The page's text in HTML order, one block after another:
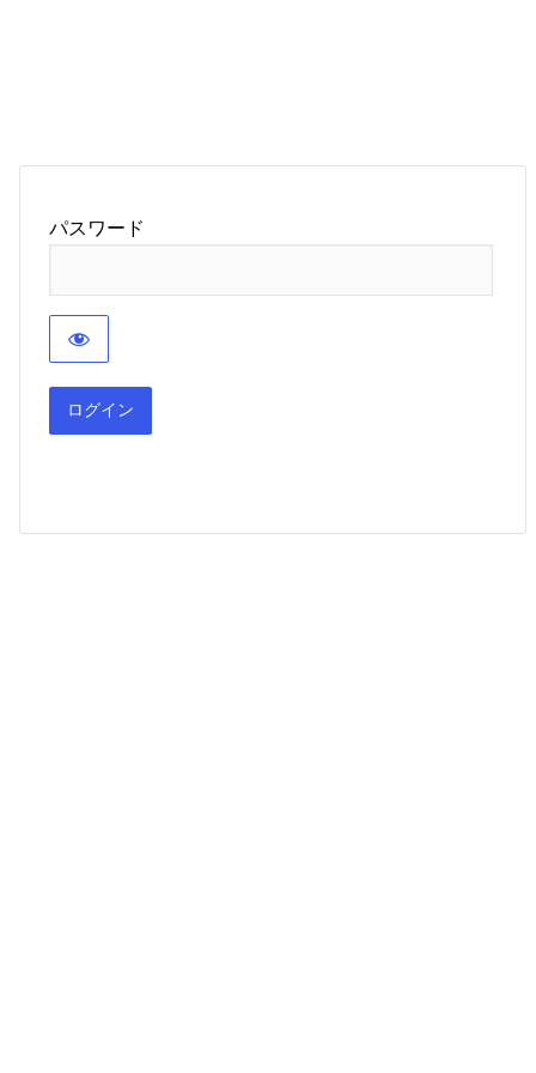
パスワード